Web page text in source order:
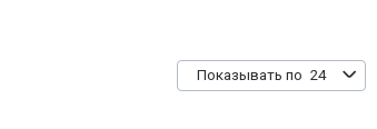
Показывать по 24